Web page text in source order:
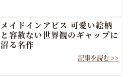
メイドインアビス 可愛い絵柄
と容赦ない世界観のギャップに
沼る名作